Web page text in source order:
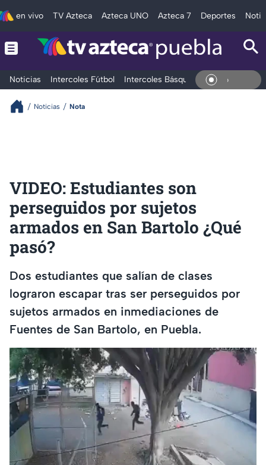
en vivo TV Azteca Azteca UNO Azteca 7 Deportes
Noticias Intercoles Fútbol Intercoles Básquetbol DeportesEn Vivo
Noticias Nota
VIDEO: Estudiantes son
perseguidos por sujetos
armados en San Bartolo ¿Qué
pasó?
Dos estudiantes que salían de clases
lograron escapar tras ser perseguidos por
sujetos armados en inmediaciones de
Fuentes de San Bartolo, en Puebla.